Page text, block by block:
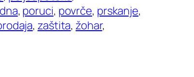
, poruci, povrče, prskanje
, zaštita, žohar